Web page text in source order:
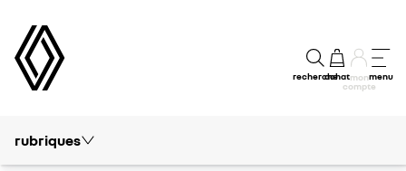
rechercheachatmon
compte
menu
rubriques
Tout le mag